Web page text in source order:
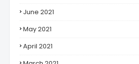
June 2021
May 2021
April 2021